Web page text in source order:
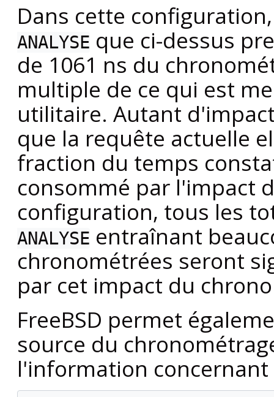
Dans cette
ANALYSE que ci-dessus
de 1061 ns du
multiple de ce qui est
utilitaire. Autant
que la requête actuelle
fraction du temps
consommé par l'impact
configuration, tous les
ANALYSE entraînant
chronométrées seront
par cet impact du
FreeBSD permet
source du
l'information